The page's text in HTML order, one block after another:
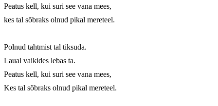
Peatus kell, kui suri see vana mees,
kes tal sõbraks olnud pikal mereteel.
Polnud tahtmist tal tiksuda.
Laual vaikides lebas ta.
Peatus kell, kui suri see vana mees,
Kes tal sõbraks olnud pikal mereteel.